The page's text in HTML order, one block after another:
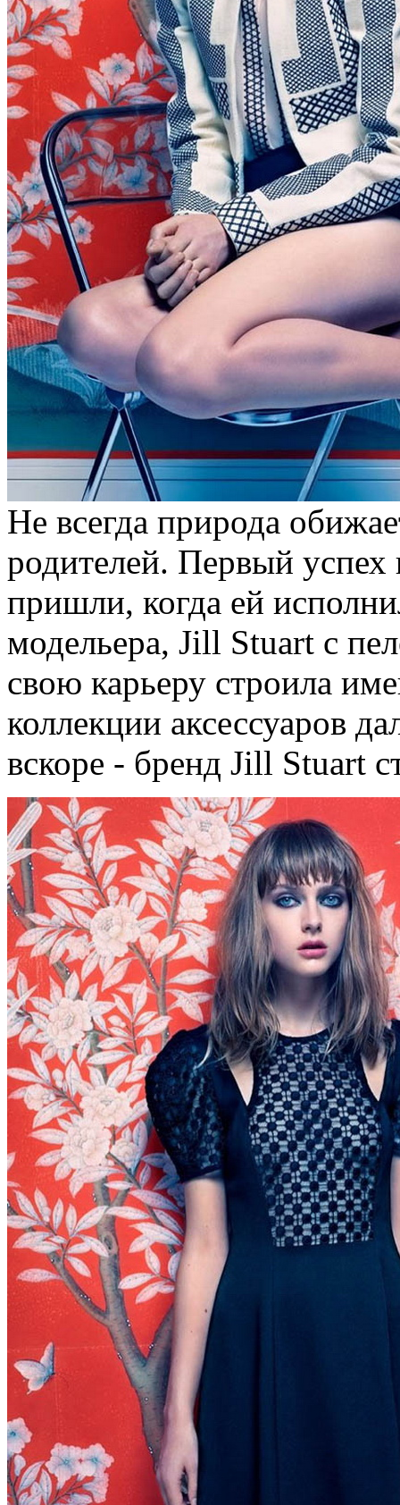
Не всегда природа
родителей. Первый
пришли, когда ей
модельера, Jill Stuart с
свою карьеру строила
коллекции аксессуаров
вскоре - бренд Jill Stuart